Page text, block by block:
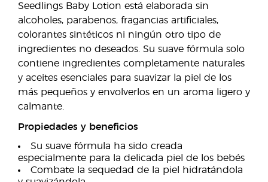
Seedlings Baby Lotion está elaborada sin
alcoholes, parabenos, fragancias artificiales,
colorantes sintéticos ni ningún otro tipo de
ingredientes no deseados. Su suave fórmula solo
contiene ingredientes completamente naturales
y aceites esenciales para suavizar la piel de los
más pequeños y envolverlos en un aroma ligero y
calmante.
Propiedades y beneficios
Su suave fórmula ha sido creada
especialmente para la delicada piel de los bebés
Combate la sequedad de la piel hidratándola